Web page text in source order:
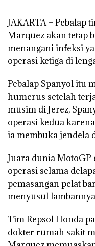
JAKARTA – Pebalap
Marquez akan tetap
menangani infeksi
operasi ketiga di
Pebalap Spanyol itu
humerus setelah
musim di Jerez,
operasi kedua
ia membuka jendela
Juara dunia
operasi selama
pemasangan pelat
menyusul
Tim Repsol Honda
dokter rumah sakit